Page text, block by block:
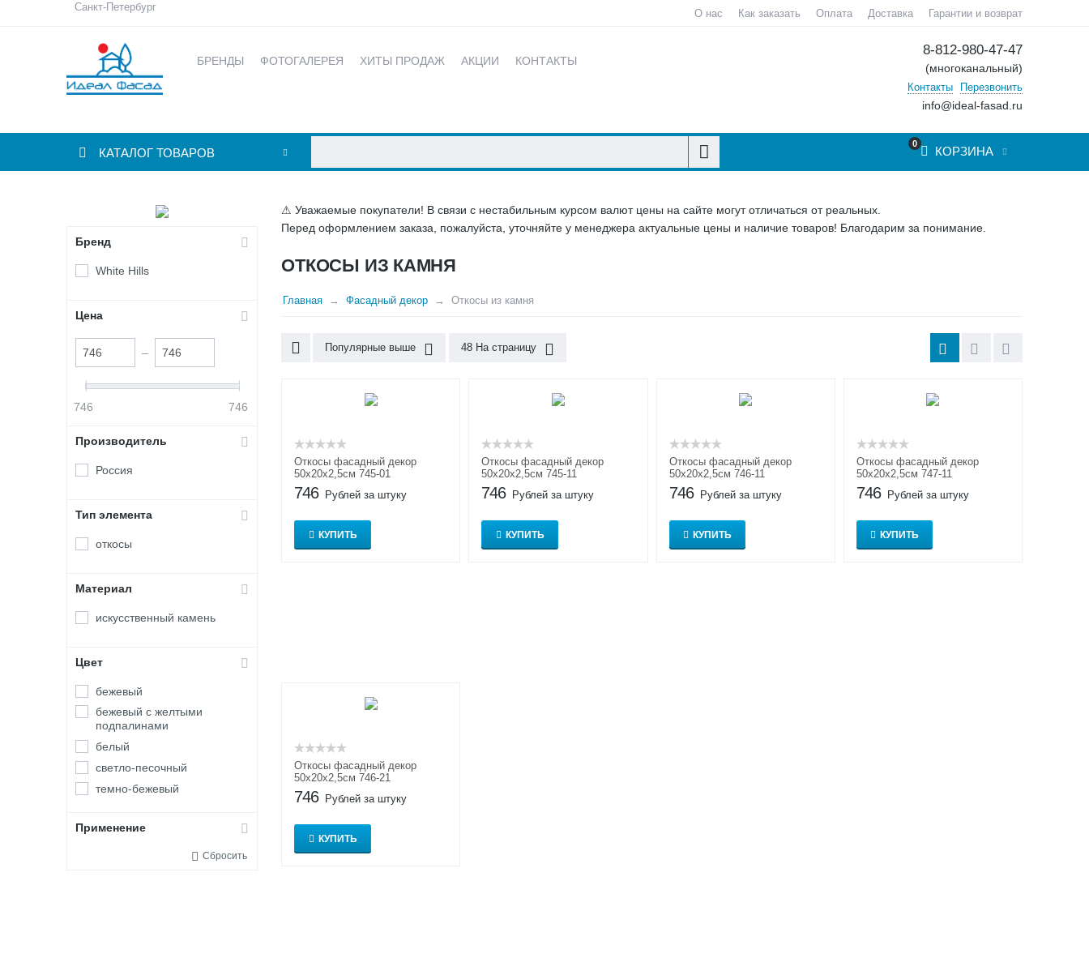
Санкт-Петербург
О нас Как заказать Оплата Доставка Гарантии и возврат
БРЕНДЫ ФОТОГАЛЕРЕЯ ХИТЫ ПРОДАЖ АКЦИИ КОНТАКТЫ
8-812-980-47-47
(многоканальный)
Контакты Перезвонить
info@ideal-fasad.ru
КАТАЛОГ ТОВАРОВ
0
КОРЗИНА
⚠ Уважаемые покупатели! В связи с нестабильным курсом валют цены на сайте могут отличаться от реальных.
Перед оформлением заказа, пожалуйста, уточняйте у менеджера актуальные цены и наличие товаров! Благодарим за понимание.
ОТКОСЫ ИЗ КАМНЯ
Главная Фасадный декор Откосы из камня
Популярные выше 48 На страницу
Откосы фасадный декор
50x20x2,5см 745-01
746 Рублей за штуку
КУПИТЬ
Откосы фасадный декор
50x20x2,5см 745-11
746 Рублей за штуку
КУПИТЬ
Откосы фасадный декор
50x20x2,5см 746-11
746 Рублей за штуку
КУПИТЬ
Откосы фасадный декор
50x20x2,5см 747-11
746 Рублей за штуку
КУПИТЬ
Откосы фасадный декор
50x20x2,5см 746-21
746 Рублей за штуку
КУПИТЬ
Бренд
White Hills
Цена
–
746 746
Производитель
Россия
Тип элемента
откосы
Материал
искусственный камень
Цвет
бежевый
бежевый с желтыми
подпалинами
белый
светло-песочный
темно-бежевый
Применение
Сбросить